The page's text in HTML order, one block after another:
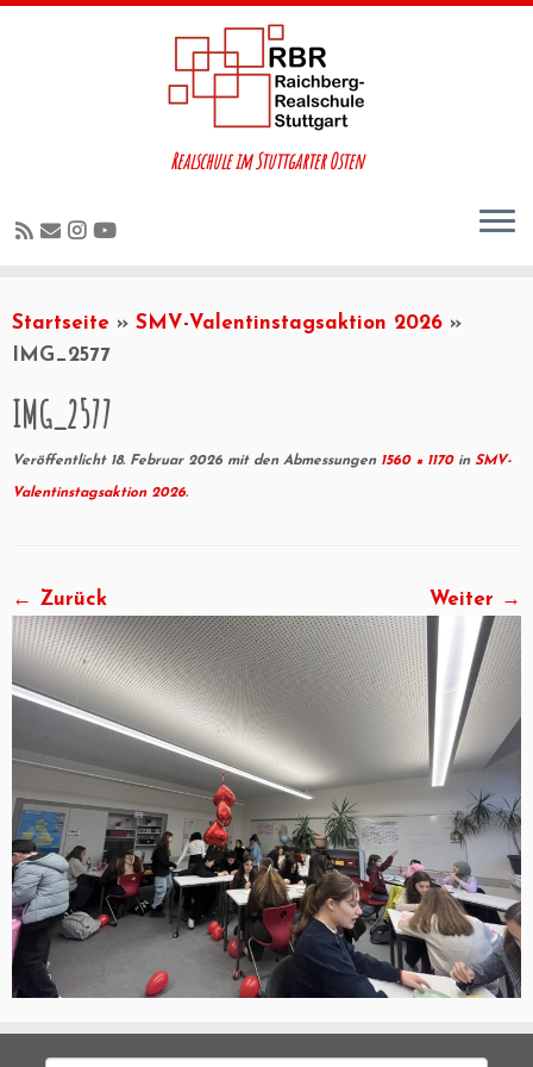
Realschule im Stuttgarter Osten
Startseite » SMV-Valentinstagsaktion 2026 »
IMG_2577
IMG_2577
Veröffentlicht 18. Februar 2026 mit den Abmessungen1560 × 1170inSMV-
Valentinstagsaktion 2026.
← Zurück Weiter →